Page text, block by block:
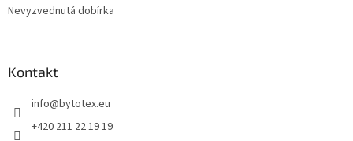
Nevyzvednutá dobírka
Kontakt
info@bytotex.eu
+420 211 22 19 19